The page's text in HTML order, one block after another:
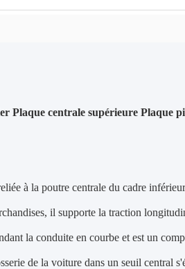
Plaque centrale supérieure Plaque
à la poutre centrale du cadre
il supporte la traction
la conduite en courbe et est un
de la voiture dans un seuil central